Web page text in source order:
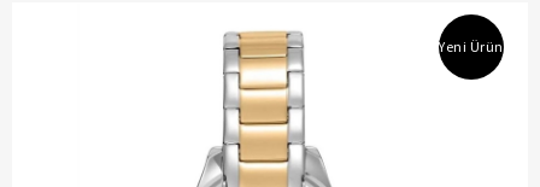
Yeni Ürün